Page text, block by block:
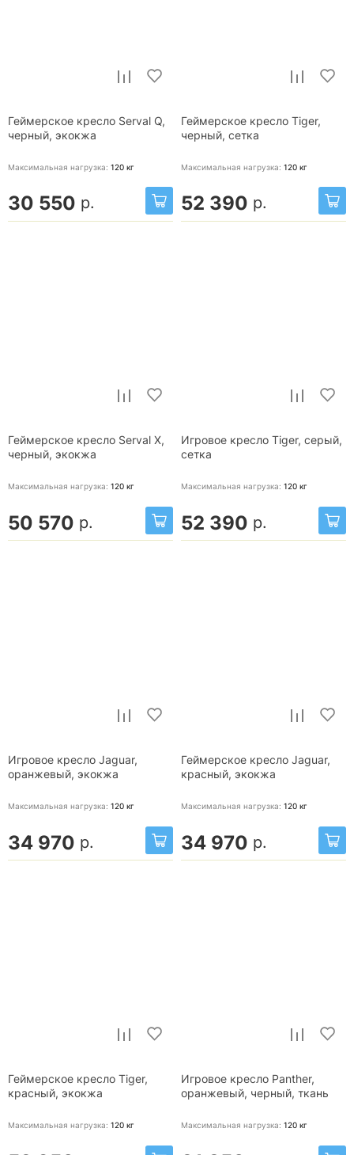
Геймерское кресло Serval Q,
черный, экокжа
Максимальная нагрузка: 120 кг
30 550 р.
Геймерское кресло Tiger,
черный, сетка
Максимальная нагрузка: 120 кг
52 390 р.
Геймерское кресло Serval X,
черный, экокжа
Максимальная нагрузка: 120 кг
50 570 р.
Игровое кресло Tiger, серый,
сетка
Максимальная нагрузка: 120 кг
52 390 р.
Игровое кресло Jaguar,
оранжевый, экокжа
Максимальная нагрузка: 120 кг
34 970 р.
Геймерское кресло Jaguar,
красный, экокжа
Максимальная нагрузка: 120 кг
34 970 р.
Геймерское кресло Tiger,
красный, экокжа
Максимальная нагрузка: 120 кг
Игровое кресло Panther,
оранжевый, черный, ткань
Максимальная нагрузка: 120 кг